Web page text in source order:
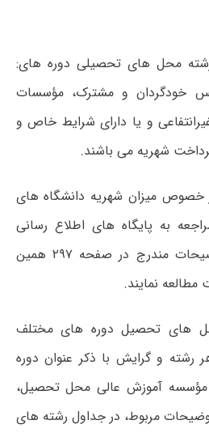
محل های تحصیلی دوره های:
خودگردان و مشترک، مؤسسات
و یا دارای شرایط خاص و
پرداخت شهریه می باشند.
خصوص میزان شهریه دانشگاه های
به پایگاه های اطلاع رسانی
دانشگاه های مربوط، توضیحات مندرج در صفحه ۲۹۷ همین
مطالعه نمایند.
های تحصیل دوره های مختلف
رشته و گرایش با ذکر عنوان دوره
مؤسسه آموزش عالی محل تحصیل،
مربوط، در جداول رشته های